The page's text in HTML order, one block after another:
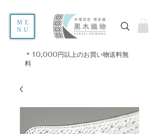
ME
NU
＊10,000円以上のお買い物送料無
料